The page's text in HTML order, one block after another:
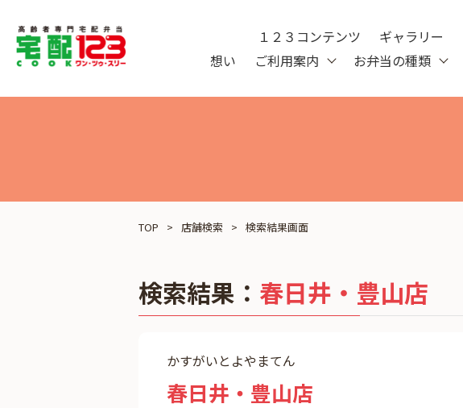
想い ご利用案内 お弁当の種類
１２３コンテンツ ギャラリー
TOP 店舗検索 検索結果画面
検索結果： 春日井・豊山店
かすがいとよやまてん
春日井・豊山店